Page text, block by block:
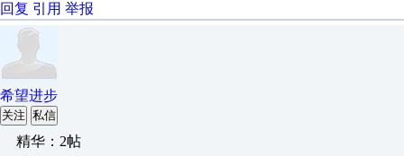
回复 引用 举报
希望进步
关注 私信
精华：2帖